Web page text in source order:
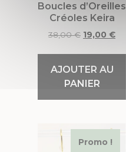
Boucles d’Oreilles
Créoles Keira
38,00€ 19,00 €
AJOUTER AU
PANIER
Promo !